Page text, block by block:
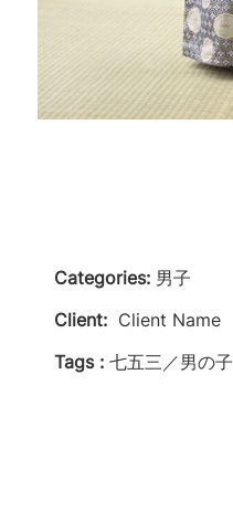
Categories: 男子
Client: Client Name
Tags : 七五三／男の子